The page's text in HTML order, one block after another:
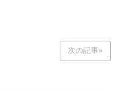
次の記事»